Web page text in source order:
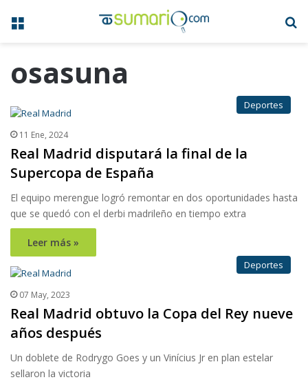
Menú
osasuna
Deportes
11 Ene, 2024
Real Madrid disputará la final de la
Supercopa de España
El equipo merengue logró remontar en dos oportunidades hasta
que se quedó con el derbi madrileño en tiempo extra
Leer más »
Deportes
07 May, 2023
Real Madrid obtuvo la Copa del Rey nueve
años después
Un doblete de Rodrygo Goes y un Vinícius Jr en plan estelar
sellaron la victoria